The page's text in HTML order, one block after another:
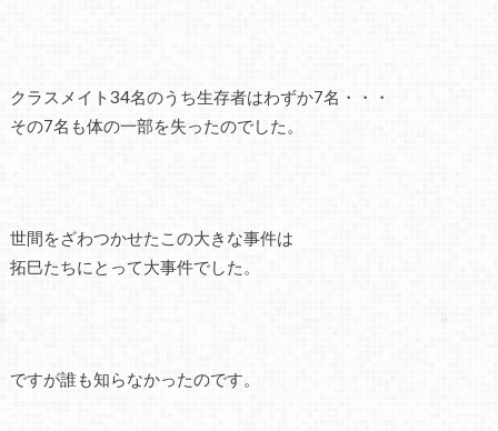
クラスメイト34名のうち生存者はわずか7名・・・
その7名も体の一部を失ったのでした。
世間をざわつかせたこの大きな事件は
拓巳たちにとって大事件でした。
ですが誰も知らなかったのです。